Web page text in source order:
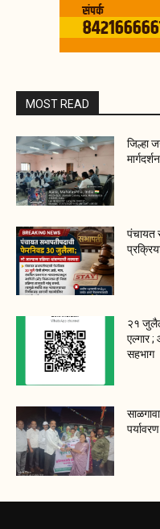
MOST READ
जिल्हा
पंचायत
२१
एल्गार
सहभाग